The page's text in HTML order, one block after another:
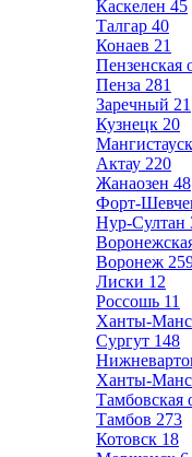
Каскелен 45
Талгар 40
Конаев 21
Пензенская
Пенза 281
Заречный 21
Кузнецк 20
Актау 220
Жанаозен 48
Форт-
Нур-Султан
Воронеж
Лиски 12
Россошь 11
Ханты-
Сургут 148
Ханты-
Тамбовская
Тамбов 273
Котовск 18